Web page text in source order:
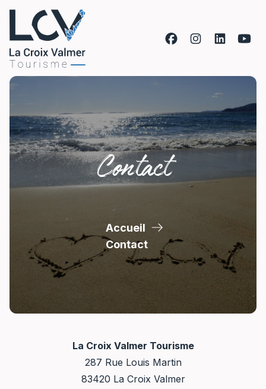
Aller au contenu
Contact
Accueil
Contact
La Croix Valmer Tourisme
287 Rue Louis Martin
83420 La Croix Valmer